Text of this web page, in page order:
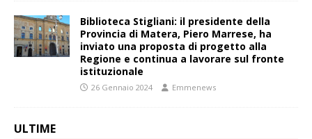
Biblioteca Stigliani: il presidente della
Provincia di Matera, Piero Marrese, ha
inviato una proposta di progetto alla
Regione e continua a lavorare sul fronte
istituzionale
26 Gennaio 2024 Emmenews
ULTIME